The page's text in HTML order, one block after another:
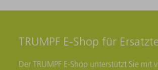
TRUMPF E-Shop für
Der TRUMPF E-Shop unterstützt Sie mit